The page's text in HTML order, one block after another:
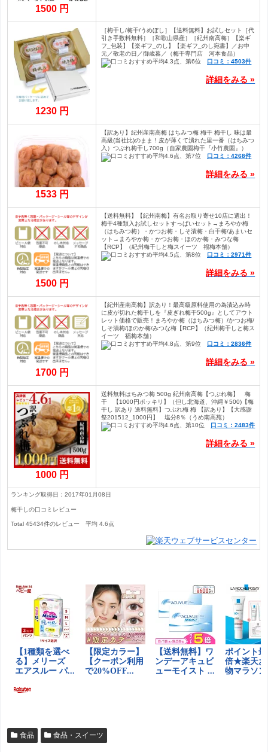
1500 円
1230 円
［梅干し/梅干/うめぼし］【送料無料】お試しセット［代
引き手数料無料］［和歌山県産］［紀州南高梅］【楽ギ
フ_包装】【楽ギフ_のし】【楽ギフ_のし宛書】／お中
元／敬老の日／御歳暮／（梅干専門店 河本食品）
口コミ：4503件
詳細をみる »
1533 円
【訳あり】紀州産南高梅 はちみつ梅 梅干 梅干し 味は最
高級(当社比)のまま！皮が薄くて潰れた里一番（はちみつ
入）つぶれ梅干し700g（自家農園梅干『小竹農園』）
口コミ：4268件
詳細をみる »
1500 円
【送料無料】【紀州南梅】有名お取り寄せ10店に選出！
梅干4種類入お試しセットすっぱいセット→まろやか梅
（はちみつ梅）・かつお梅・しそ漬梅・白干梅/あまいセ
ット→まろやか梅・かつお梅・ほのか梅・みつな梅
【RCP】（紀州梅干しと梅スイーツ 福梅本舗）
口コミ：2971件
詳細をみる »
1700 円
【紀州産南高梅】訳あり！最高級原料使用の為漬込み時
に皮が切れた梅干しを『皮ぎれ梅干500g』としてアウト
レット価格で販売！まろやか梅（はちみつ梅）/かつお梅/
しそ漬梅/ほのか梅/みつな梅【RCP】（紀州梅干しと梅ス
イーツ 福梅本舗）
口コミ：2836件
詳細をみる »
1000 円
送料無料はちみつ梅 500g 紀州南高梅【つぶれ梅】 梅
干 【1000円ポッキリ】（但し北海道、沖縄￥500)【梅
干し 訳あり 送料無料】つぶれ梅 梅 【訳あり】【大感謝
祭201512_1000円】 塩分8％（うめ南高苑）
口コミ：2483件
詳細をみる »
ランキング取得日：2017年01月08日
梅干しの口コミレビュー
Total45434件のレビュー平均4.6点
食品 食品・スイーツ